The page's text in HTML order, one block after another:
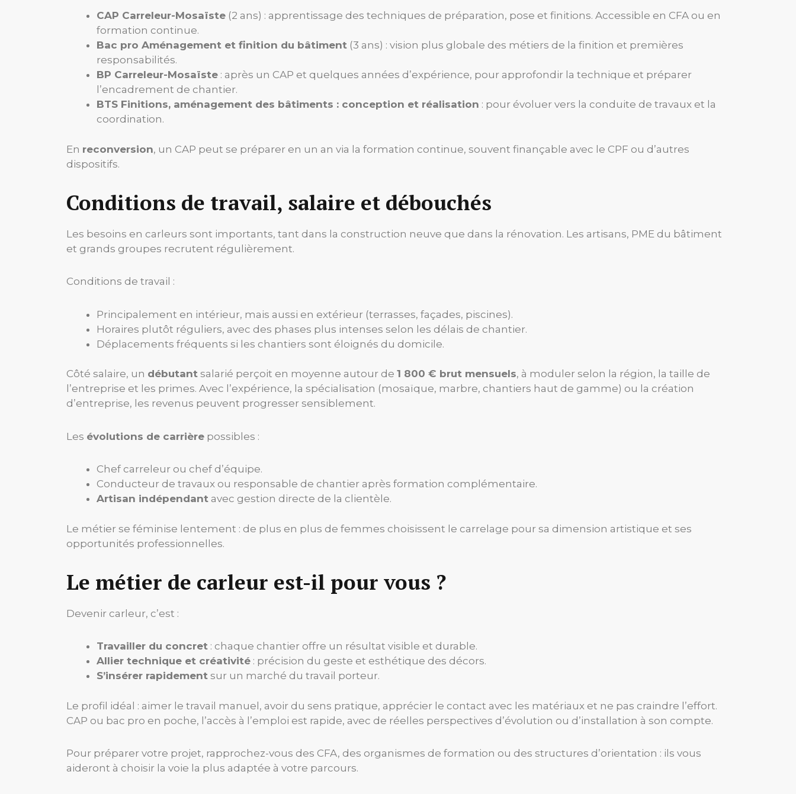
CAP Carreleur-Mosaïste (2 ans) : apprentissage des techniques de préparation, pose et finitions. Accessible en CFA ou en
formation continue.
Bac pro Aménagement et finition du bâtiment (3 ans) : vision plus globale des métiers de la finition et premières
responsabilités.
BP Carreleur-Mosaïste : après un CAP et quelques années d’expérience, pour approfondir la technique et préparer
l’encadrement de chantier.
BTS Finitions, aménagement des bâtiments : conception et réalisation : pour évoluer vers la conduite de travaux et la
coordination.
En reconversion, un CAP peut se préparer en un an via la formation continue, souvent finançable avec le CPF ou d’autres
dispositifs.
Conditions de travail, salaire et débouchés
Les besoins en carleurs sont importants, tant dans la construction neuve que dans la rénovation. Les artisans, PME du bâtiment
et grands groupes recrutent régulièrement.
Conditions de travail :
Principalement en intérieur, mais aussi en extérieur (terrasses, façades, piscines).
Horaires plutôt réguliers, avec des phases plus intenses selon les délais de chantier.
Déplacements fréquents si les chantiers sont éloignés du domicile.
Côté salaire, un débutant salarié perçoit en moyenne autour de 1 800 € brut mensuels, à moduler selon la région, la taille de
l’entreprise et les primes. Avec l’expérience, la spécialisation (mosaïque, marbre, chantiers haut de gamme) ou la création
d’entreprise, les revenus peuvent progresser sensiblement.
Les évolutions de carrière possibles :
Chef carreleur ou chef d’équipe.
Conducteur de travaux ou responsable de chantier après formation complémentaire.
Artisan indépendant avec gestion directe de la clientèle.
Le métier se féminise lentement : de plus en plus de femmes choisissent le carrelage pour sa dimension artistique et ses
opportunités professionnelles.
Le métier de carleur est-il pour vous ?
Devenir carleur, c’est :
Travailler du concret : chaque chantier offre un résultat visible et durable.
Allier technique et créativité : précision du geste et esthétique des décors.
S’insérer rapidement sur un marché du travail porteur.
Le profil idéal : aimer le travail manuel, avoir du sens pratique, apprécier le contact avec les matériaux et ne pas craindre l’effort.
CAP ou bac pro en poche, l’accès à l’emploi est rapide, avec de réelles perspectives d’évolution ou d’installation à son compte.
Pour préparer votre projet, rapprochez-vous des CFA, des organismes de formation ou des structures d’orientation : ils vous
aideront à choisir la voie la plus adaptée à votre parcours.